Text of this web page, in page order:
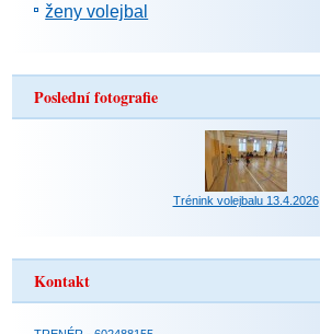
ženy volejbal
Poslední fotografie
Trénink volejbalu 13.4.2026
Kontakt